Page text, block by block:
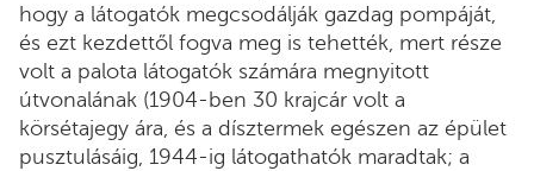
hogy a látogatók megcsodálják gazdag pompáját,
és ezt kezdettől fogva meg is tehették, mert része
volt a palota látogatók számára megnyitott
útvonalának (1904-ben 30 krajcár volt a
körsétajegy ára, és a dísztermek egészen az épület
pusztulásáig, 1944-ig látogathatók maradtak; a